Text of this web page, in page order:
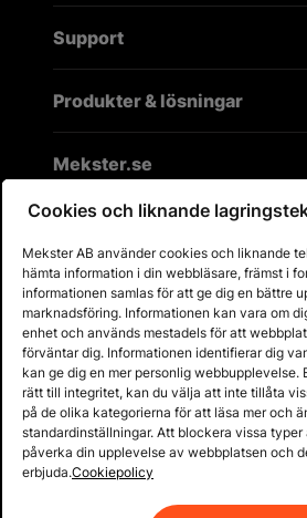
Support
Produkter & lösningar
Mekster.se
Prisgaranti på reservdelar
Lager i Sverige
60 dagars öppet köp
Fria returer
Cookies och liknande
Mekster AB använder cookies och liknande
hämta information i din webbläsare, främst i
informationen samlas för att ge dig en bättre
marknadsföring. Informationen kan vara om
enhet och används mestadels för att
förväntar dig. Informationen identifierar dig
kan ge dig en mer personlig webbupplevelse.
rätt till integritet, kan du välja att inte tillåta
på de olika kategorierna för att läsa mer och
standardinställningar. Att blockera vissa
påverka din upplevelse av webbplatsen och
erbjuda.Cookiepolicy